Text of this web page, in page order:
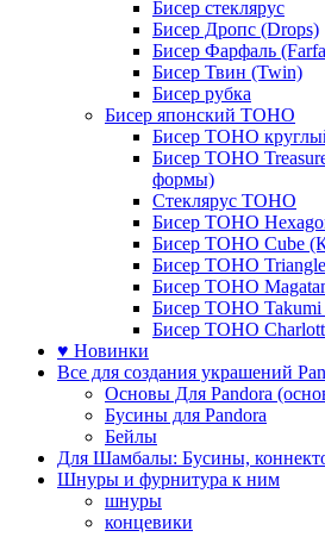
Бисер стеклярус
Бисер Дропс (Drops)
Бисер Фарфаль
Бисер Твин (Twin)
Бисер рубка
Бисер японский TOHO
Бисер TOHO
Бисер TOHO
формы)
Стеклярус TOHO
Бисер TOHO
Бисер TOHO Cube
Бисер TOHO
Бисер TOHO
Бисер TOHO
Бисер TOHO
♥ Новинки
Все для создания украшений
Основы Для Pandora
Бусины для Pandora
Бейлы
Для Шамбалы: Бусины,
Шнуры и фурнитура к ним
шнуры
концевики